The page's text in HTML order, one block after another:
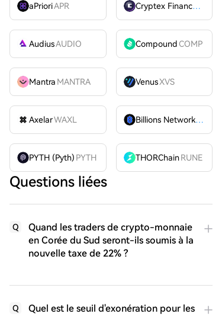
aPrioriAPR Cryptex FinanceCTX
AudiusAUDIO CompoundCOMP
Mantra MANTRA VenusXVS
AxelarWAXL Billions Network
BILL
PYTH (Pyth) PYTH THORChain RUNE
Questions liées
Q
Quand les traders de crypto-monnaie
en Corée du Sud seront-ils soumis à la
nouvelle taxe de 22% ?
Q
Quel est le seuil d'exonération pour les